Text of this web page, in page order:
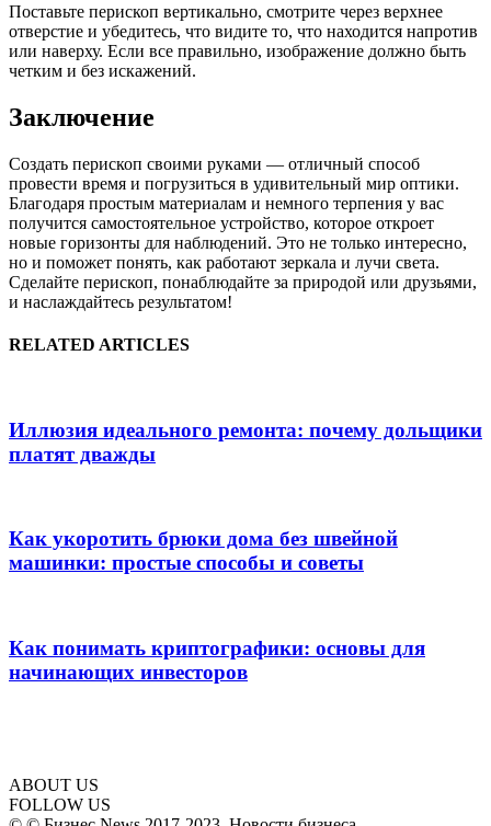
Поставьте перископ вертикально, смотрите через верхнее
отверстие и убедитесь, что видите то, что находится напротив
или наверху. Если все правильно, изображение должно быть
четким и без искажений.
Заключение
Создать перископ своими руками — отличный способ
провести время и погрузиться в удивительный мир оптики.
Благодаря простым материалам и немного терпения у вас
получится самостоятельное устройство, которое откроет
новые горизонты для наблюдений. Это не только интересно,
но и поможет понять, как работают зеркала и лучи света.
Сделайте перископ, понаблюдайте за природой или друзьями,
и наслаждайтесь результатом!
RELATED ARTICLES
Иллюзия идеального ремонта: почему дольщики
платят дважды
Как укоротить брюки дома без швейной
машинки: простые способы и советы
Как понимать криптографики: основы для
начинающих инвесторов
ABOUT US
FOLLOW US